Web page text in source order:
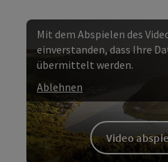
Video
Mit dem Abspielen des
einverstanden, dass Ihre
übermittelt werden.
Ablehnen